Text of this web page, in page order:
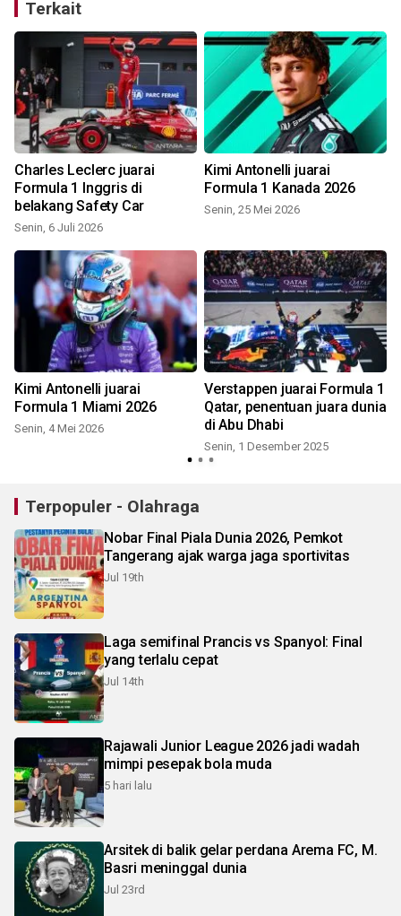
Terkait
Charles Leclerc juarai
Formula 1 Inggris di
belakang Safety Car
Senin, 6 Juli 2026
Kimi Antonelli juarai
Formula 1 Kanada 2026
Senin, 25 Mei 2026
Kimi Antonelli juarai
Formula 1 Miami 2026
Senin, 4 Mei 2026
Verstappen juarai Formula 1
Qatar, penentuan juara dunia
di Abu Dhabi
Senin, 1 Desember 2025
Terpopuler - Olahraga
Nobar Final Piala Dunia 2026, Pemkot
Tangerang ajak warga jaga sportivitas
Jul 19th
Laga semifinal Prancis vs Spanyol: Final
yang terlalu cepat
Jul 14th
Rajawali Junior League 2026 jadi wadah
mimpi pesepak bola muda
5 hari lalu
Arsitek di balik gelar perdana Arema FC, M.
Basri meninggal dunia
Jul 23rd